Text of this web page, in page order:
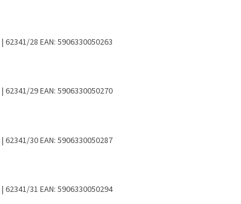
| 62341/28 EAN: 5906330050263
| 62341/29EAN: 5906330050270
| 62341/30EAN: 5906330050287
| 62341/31 EAN: 5906330050294